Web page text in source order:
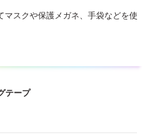
マスクや保護メガネ、手袋などを使
テープ